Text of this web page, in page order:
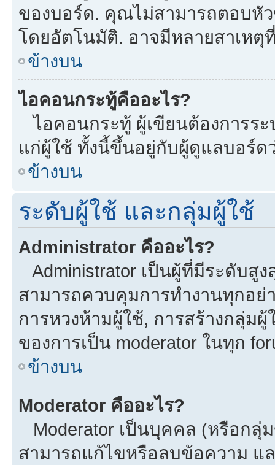
ของบอร์ด. คุณไม่สามารถตอบหั
โดยอัตโนมัติ. อาจมีหลายสาเหตุ
ข้างบน
ไอคอนกระทู้คืออะไร?
ไอคอนกระทู้ ผู้เขียนต้องการร
แก่ผู้ใช้ ทั้งนี้ขึ้นอยู่กับผู้ดูแลบอร์ด
ข้างบน
ระดับผู้ใช้ และกลุ่มผู้ใช้
Administrator คืออะไร?
Administrator เป็นผู้ที่มีระดับสู
สามารถควบคุมการทำงานทุกอย่
การหวงห้ามผู้ใช้, การสร้างกลุ่ม
ของการเป็น moderator ในทุก
ข้างบน
Moderator คืออะไร?
Moderator เป็นบุคคล (หรือก
สามารถแก้ไขหรือลบข้อความ แ